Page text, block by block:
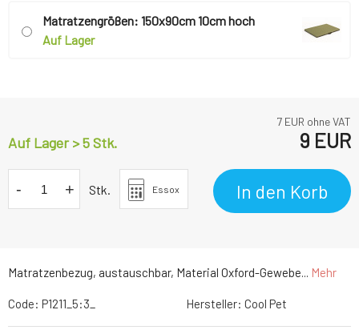
Matratzenbezug, austauschbar, Material Oxford-Gewebe... Mehr
Matratzengrößen: 150x90cm 10cm hoch
Auf Lager
7 EUR ohne VAT
Auf Lager > 5 Stk. 9 EUR
- + Stk. Essox In den Korb
Code: P1211_5:3_ Hersteller: Cool Pet